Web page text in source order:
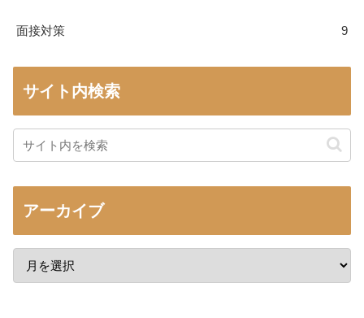
面接対策 9
サイト内検索
アーカイブ